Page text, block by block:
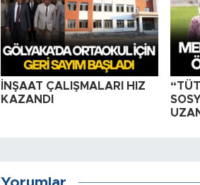
İNŞAAT ÇALIŞMALARI HIZ
KAZANDI